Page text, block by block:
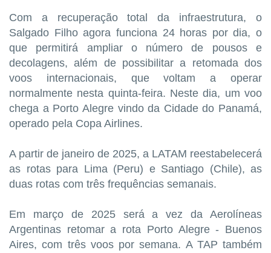
Com a recuperação total da infraestrutura, o
Salgado Filho agora funciona 24 horas por dia, o
que permitirá ampliar o número de pousos e
decolagens, além de possibilitar a retomada dos
voos internacionais, que voltam a operar
normalmente nesta quinta-feira. Neste dia, um voo
chega a Porto Alegre vindo da Cidade do Panamá,
operado pela Copa Airlines.
A partir de janeiro de 2025, a LATAM reestabelecerá
as rotas para Lima (Peru) e Santiago (Chile), as
duas rotas com três frequências semanais.
Em março de 2025 será a vez da Aerolíneas
Argentinas retomar a rota Porto Alegre - Buenos
Aires, com três voos por semana. A TAP também